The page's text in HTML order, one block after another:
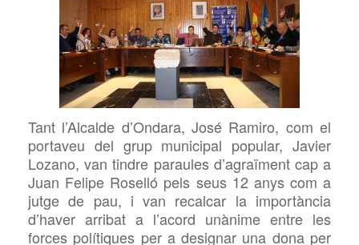
Tant l’Alcalde d’Ondara, José Ramiro, com el
portaveu del grup municipal popular, Javier
Lozano, van tindre paraules d’agraïment cap a
Juan Felipe Roselló pels seus 12 anys com a
jutge de pau, i van recalcar la importància
d’haver arribat a l’acord unànime entre les
forces polítiques per a designar una dona per